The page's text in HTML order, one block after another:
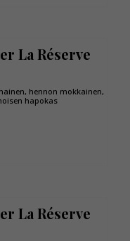
La Réserve
hennon mokkainen,
hapokas
La Réserve